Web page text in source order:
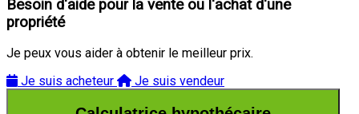
Besoin d'aide pour la vente ou l'achat d'une
propriété
Je peux vous aider à obtenir le meilleur prix.
Je suis acheteur
Je suis vendeur